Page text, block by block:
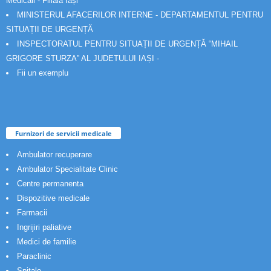
MINISTERUL AFACERILOR INTERNE - DEPARTAMENTUL PENTRU
SITUAȚII DE URGENȚĂ
INSPECTORATUL PENTRU SITUAȚII DE URGENȚĂ “MIHAIL
GRIGORE STURZA” AL JUDETULUI IAȘI -
Fii un exemplu
Furnizori de servicii medicale
Ambulator recuperare
Ambulator Specialitate Clinic
Centre permanenta
Dispozitive medicale
Farmacii
Ingrijiri paliative
Medici de familie
Paraclinic